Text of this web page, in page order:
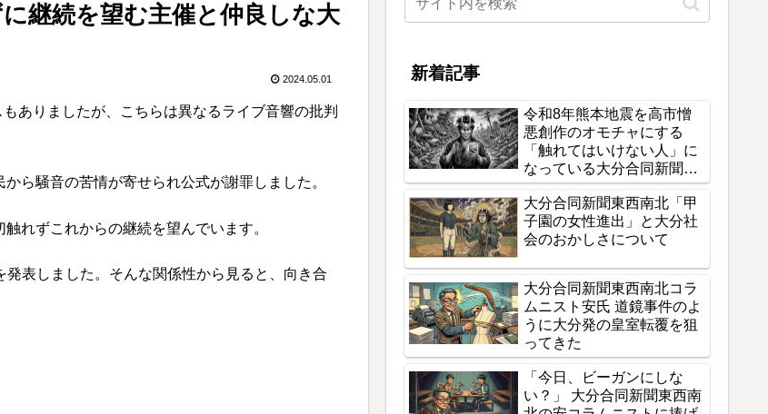
継続を望む主催と仲良しな大
2024.05.01
ありましたが、こちらは異なるライブ音響の批判
ら騒音の苦情が寄せられ公式が謝罪しました。
れずこれからの継続を望んでいます。
表しました。そんな関係性から見ると、向き合
新着記事
令和8年熊本地震を高市憎
悪創作のオモチャにする
「触れてはいけない人」に
なっている大分合同新聞東
西南北の狂気
大分合同新聞東西南北「甲
子園の女性進出」と大分社
会のおかしさについて
大分合同新聞東西南北コラ
ムニスト安氏 道鏡事件のよ
うに大分発の皇室転覆を狙
ってきた
「今日、ビーガンにしな
い？」 大分合同新聞東西南